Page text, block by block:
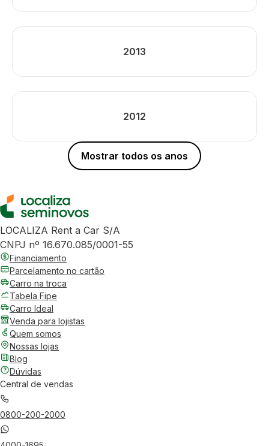
2013
2012
Mostrar todos os anos
LOCALIZA Rent a Car S/A
CNPJ nº 16.670.085/0001-55
Financiamento
Parcelamento no cartão
Carro na troca
Tabela Fipe
Carro Ideal
Venda para lojistas
Quem somos
Nossas lojas
Blog
Dúvidas
Central de vendas
0800-200-2000